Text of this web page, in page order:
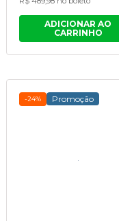
ADICIONAR AO
CARRINHO
-24% Promoção